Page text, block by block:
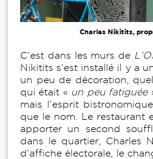
Charles Nikitits,
C’est dans les murs de
Nikitits s’est installé il y a
un peu de décoration,
qui était « un peu fatiguée
mais l’esprit
que le nom. Le restaurant
apporter un second
dans le quartier, Charles
d’affiche électorale, le